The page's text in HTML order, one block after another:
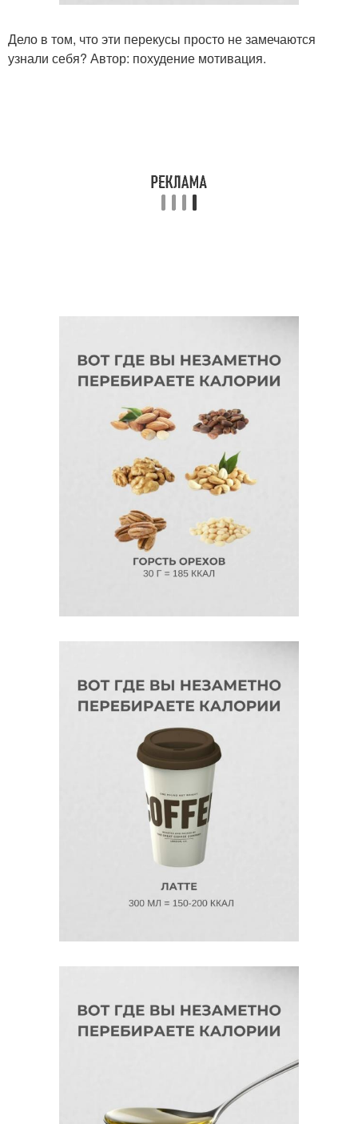
Дело в том, что эти перекусы просто не замечаются
узнали себя? Автор: похудение мотивация.